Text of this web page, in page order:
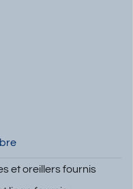
et oreillers fournis